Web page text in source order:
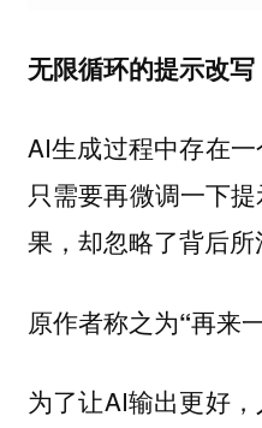
无限循环的提示改写
AI生成过程中存在
只需要再微调一下
果，却忽略了背后所
原作者称之为“再来
为了让AI输出更好